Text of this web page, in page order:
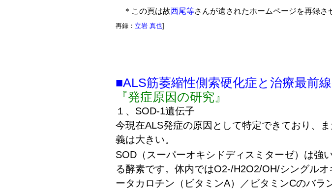
＊この頁は故西尾等さんが遺されたホームページを再録
再録： 立岩 真也]
■ALS筋萎縮性側索硬化症と治療最前線
『発症原因の研究』
１、SOD-1遺伝子
今現在ALS発症の原因として特定できており、
義は大きい。
SOD（スーパーオキシドディスミターゼ）は強
る酵素です。体内ではO2-/H2O2/OH/シングル
ータカロチン（ビタミンA）／ビタミンCのバラ